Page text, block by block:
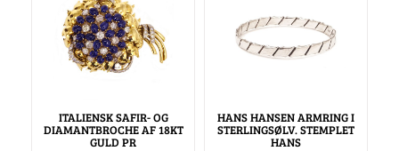
ITALIENSK SAFIR- OG
DIAMANTBROCHE AF 18KT
GULD PR
HANS HANSEN ARMRING I
STERLINGSØLV. STEMPLET
HANS